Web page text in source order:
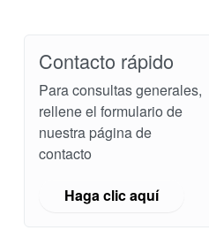
Contacto rápido
Para consultas generales,
rellene el formulario de
nuestra página de
contacto
Haga clic aquí